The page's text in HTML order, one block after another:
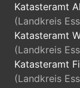
Katasteramt
(Landkreis
Katasteramt
(Landkreis
Katasteramt
(Landkreis